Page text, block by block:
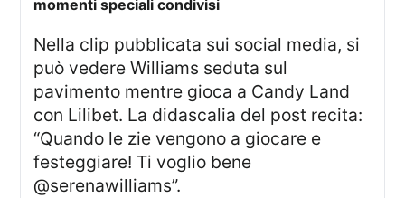
momenti speciali condivisi
Nella clip pubblicata sui social media, si
può vedere Williams seduta sul
pavimento mentre gioca a Candy Land
con Lilibet. La didascalia del post recita:
“Quando le zie vengono a giocare e
festeggiare! Ti voglio bene
@serenawilliams”.